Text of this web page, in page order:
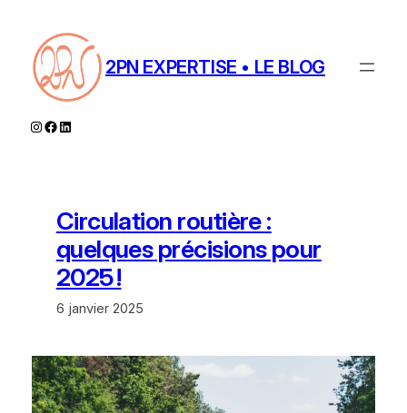
contenu
2PN EXPERTISE • LE BLOG
Instagram
Facebook
LinkedIn
Circulation routière :
quelques précisions pour
2025 !
6 janvier 2025